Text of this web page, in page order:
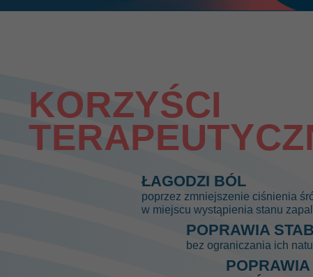
KORZYŚCI
ŁAGODZI BÓL
poprzez zmniejszenie ciśnienia
w miejscu wystąpienia stanu
POPRAWIA
bez ograniczania ich